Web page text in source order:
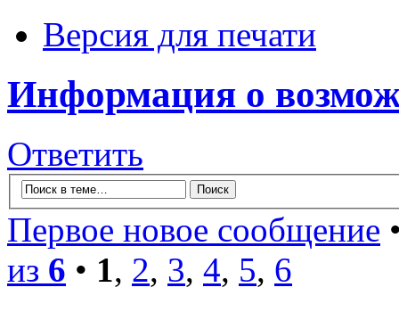
Версия для печати
Информация о
Ответить
Первое новое сообщение
из 6 • 1, 2, 3, 4, 5, 6